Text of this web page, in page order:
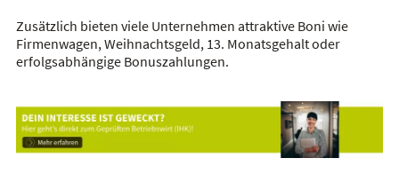
Zusätzlich bieten viele Unternehmen attraktive Boni wie
Firmenwagen, Weihnachtsgeld, 13. Monatsgehalt oder
erfolgsabhängige Bonuszahlungen.